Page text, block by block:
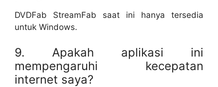
DVDFab StreamFab saat ini hanya tersedia
untuk Windows.
9. Apakah aplikasi ini
mempengaruhi kecepatan
internet saya?